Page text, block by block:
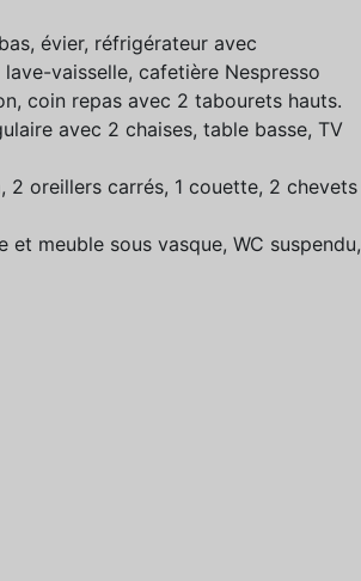
évier, réfrigérateur avec
vaisselle, cafetière Nespresso
coin repas avec 2 tabourets hauts.
avec 2 chaises, table basse, TV
2 oreillers carrés, 1 couette, 2 chevets
meuble sous vasque, WC suspendu,